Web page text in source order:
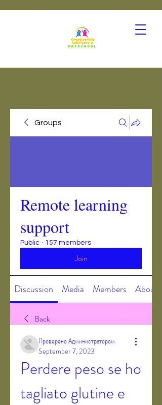
Groups
Remote learning
support
Public · 157 members
Join
Discussion Media Members About
Back
Проверено Администратором
September 7, 2023
Perdere peso se ho
tagliato glutine e